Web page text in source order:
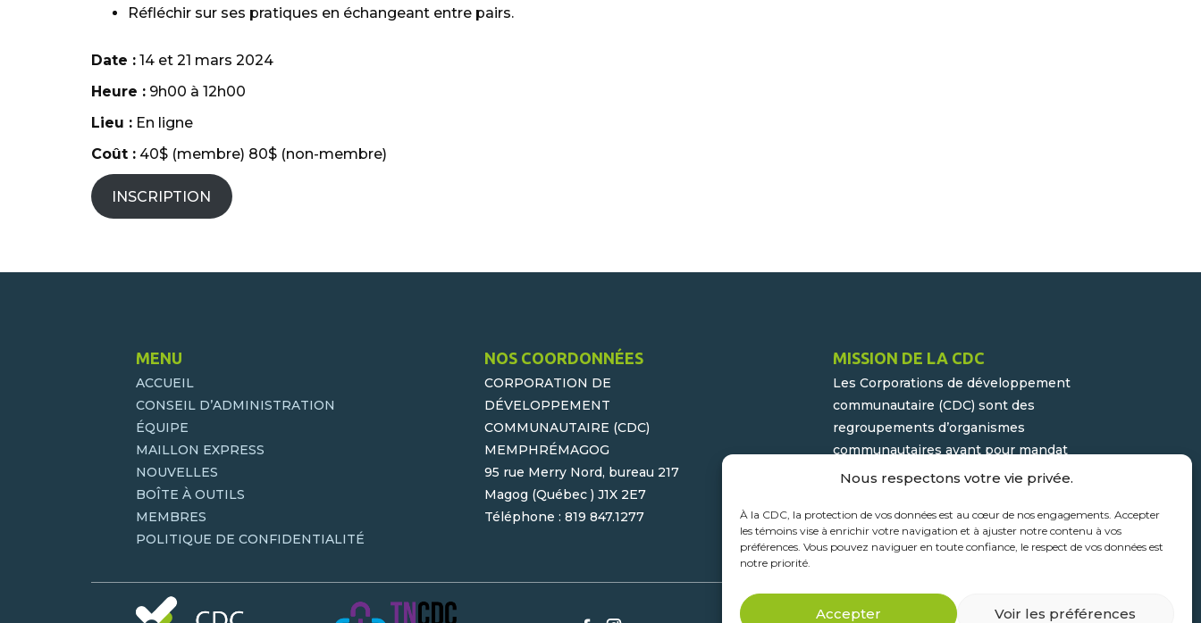
Nous respectons votre vie privée.
À la CDC, la protection de vos données est au cœur de nos engagements. Accepter
les témoins vise à enrichir votre navigation et à ajuster notre contenu à vos
préférences. Vous pouvez naviguer en toute confiance, le respect de vos données est
notre priorité.
Accepter Voir les préférences
Réfléchir sur ses pratiques en échangeant entre pairs.
Date : 14 et 21 mars 2024
Heure : 9h00 à 12h00
Lieu : En ligne
Coût : 40$ (membre) 80$ (non-membre)
INSCRIPTION
MENU
ACCUEIL
CONSEIL D’ADMINISTRATION
ÉQUIPE
MAILLON EXPRESS
NOUVELLES
BOÎTE À OUTILS
MEMBRES
POLITIQUE DE CONFIDENTIALITÉ
NOS COORDONNÉES
CORPORATION DE
DÉVELOPPEMENT
COMMUNAUTAIRE (CDC)
MEMPHRÉMAGOG
95 rue Merry Nord, bureau 217
Magog (Québec ) J1X 2E7
Téléphone : 819 847.1277
MISSION DE LA CDC
Les Corporations de développement
communautaire (CDC) sont des
regroupements d’organismes
communautaires ayant pour mandat
d’assurer la participation active du
développement socioéconomique de
leur milieu.